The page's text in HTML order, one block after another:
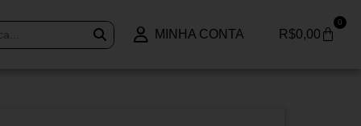
MINHA CONTA R$0,00
0